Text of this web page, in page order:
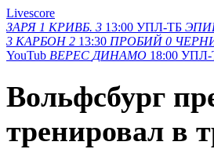
Livescore
ЗАРЯ 1 КРИВБ. 3 13:00 УПЛ-ТБ
3 КАРБОН 2 13:30 ПРОБИЙ 0
YouTub ВЕРЕС ДИНАМО 18:00 УПЛ-
Вольфсбург
тренировал в